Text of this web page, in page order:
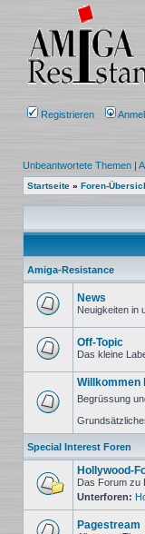
Registrieren
Unbeantwortete Themen |
Startseite » Foren-
Amiga-Resistance
ungelesenen
Beiträge
News
Neuigkeiten in
ungelesenen
Beiträge
Off-Topic
Das kleine
Keine
Willkommen
Begrüssung
Special Interest Foren
Keine
ungelesenen
Beiträge
Hollywood-
Das Forum zu
Unterforen:
Pagestream